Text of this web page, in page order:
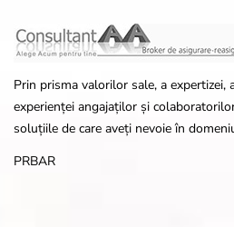
Prin prisma valorilor sale, a
experienței angajaților și
soluțiile de care aveți nevoie în
PRBAR